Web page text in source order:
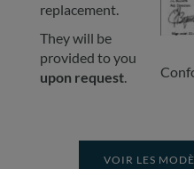
replacement.
They will be
provided to you
upon request.
VOIR LES